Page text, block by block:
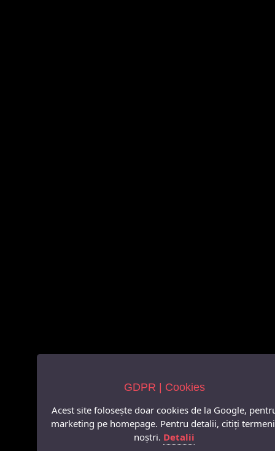
GDPR | Cookies
Acest site folosește doar cookies de la Google,
marketing pe homepage. Pentru detalii, citiți
noștri. Detalii